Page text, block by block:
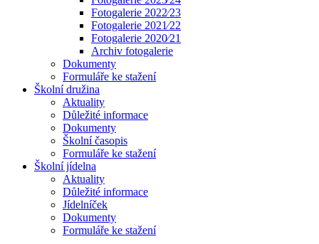
Fotogalerie 2022⁄23
Fotogalerie 2021⁄22
Fotogalerie 2020⁄21
Archiv fotogalerie
Dokumenty
Formuláře ke stažení
Školní družina
Aktuality
Důležité informace
Dokumenty
Školní časopis
Formuláře ke stažení
Školní jídelna
Aktuality
Důležité informace
Jídelníček
Dokumenty
Formuláře ke stažení